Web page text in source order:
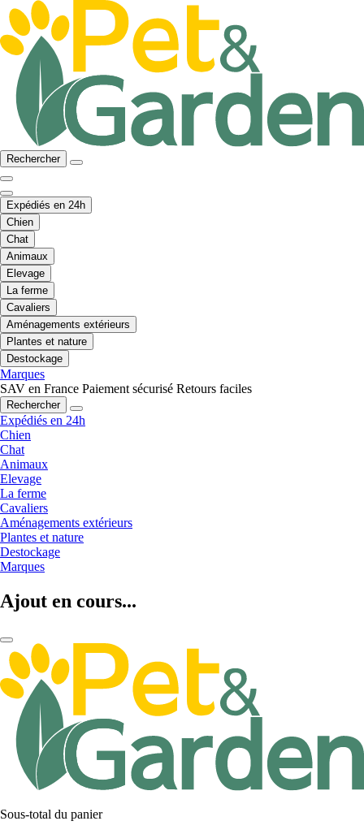
Rechercher
Expédiés en 24h
Chien
Chat
Animaux
Elevage
La ferme
Cavaliers
Aménagements extérieurs
Plantes et nature
Destockage
Marques
SAV en France Paiement sécurisé Retours faciles
Rechercher
Expédiés en 24h
Chien
Chat
Animaux
Elevage
La ferme
Cavaliers
Aménagements extérieurs
Plantes et nature
Destockage
Marques
Ajout en cours...
Sous-total du panier